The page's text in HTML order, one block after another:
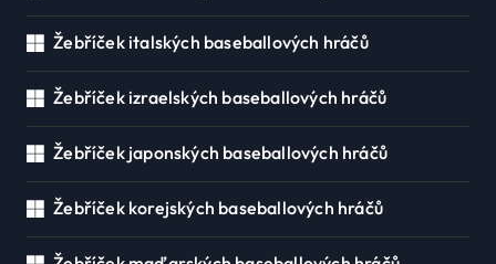
Žebříček italských baseballových hráčů
Žebříček izraelských baseballových hráčů
Žebříček japonských baseballových hráčů
Žebříček korejských baseballových hráčů